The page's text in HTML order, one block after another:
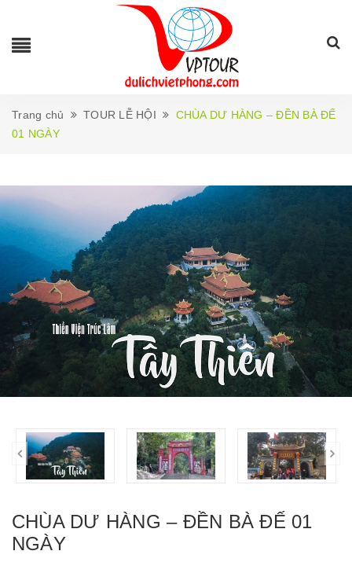
Trang chủ TOUR LỄ HỘI
CHÙA DƯ HÀNG – ĐỀN BÀ ĐẾ
01 NGÀY
CHÙA DƯ HÀNG – ĐỀN BÀ ĐẾ 01
NGÀY